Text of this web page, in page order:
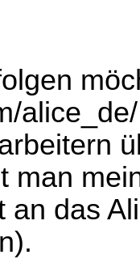
alice_de/
man
an das